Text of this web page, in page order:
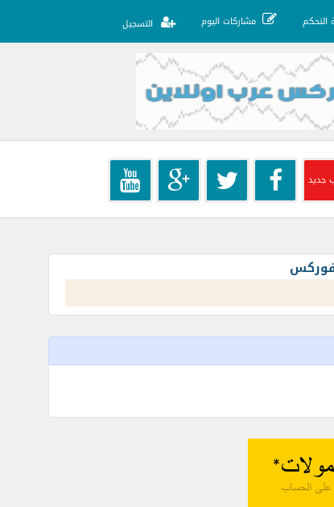
التحكم مشاركات اليوم التسجيل
جديد